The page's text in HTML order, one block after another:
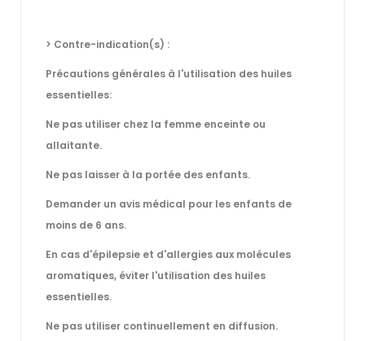
> Contre-indication(s) :
Précautions générales à l'utilisation des huiles
essentielles:
Ne pas utiliser chez la femme enceinte ou
allaitante.
Ne pas laisser à la portée des enfants.
Demander un avis médical pour les enfants de
moins de 6 ans.
En cas d'épilepsie et d'allergies aux molécules
aromatiques, éviter l'utilisation des huiles
essentielles.
Ne pas utiliser continuellement en diffusion.